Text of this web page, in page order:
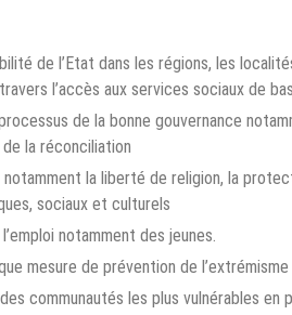
de l’Etat dans les régions, les
l’accès aux services sociaux de
de la bonne gouvernance
la réconciliation
notamment la liberté de religion, la
sociaux et culturels
notamment des jeunes.
mesure de prévention de
communautés les plus vulnérables en